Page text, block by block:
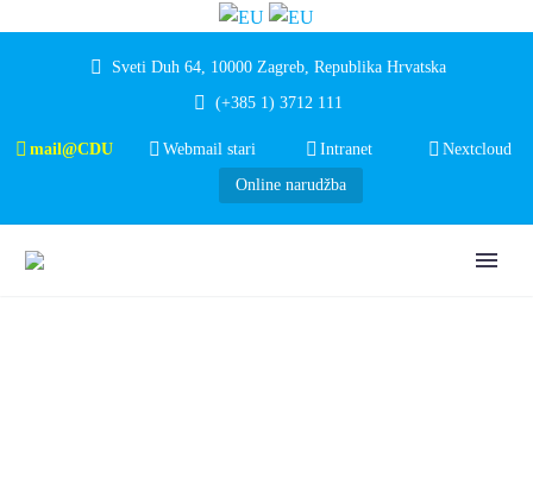
Sveti Duh 64, 10000 Zagreb, Republika Hrvatska
(+385 1) 3712 111
mail@CDU Webmail stari Intranet
Nextcloud
Online narudžba